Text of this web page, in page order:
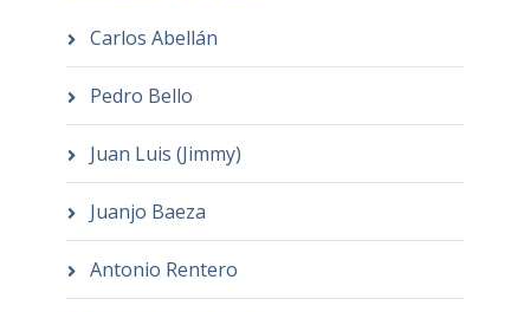
Carlos Abellán
Pedro Bello
Juan Luis (Jimmy)
Juanjo Baeza
Antonio Rentero